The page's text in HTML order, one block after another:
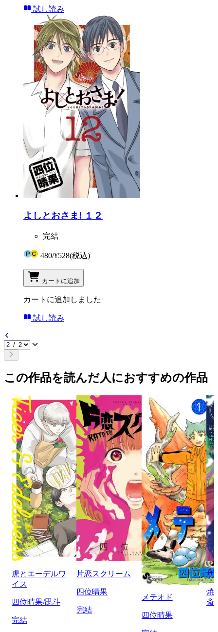
試し読み
よしとおさま! １２
完結
480/¥528(税込)
カートに追加
カートに追加しました
試し読み
この作品を読んだ人におすすめの作品
虎とエーデルワ
イス
四位晴果/毘斗
完結
片恋スクリーム
四位晴果
完結
メテオド
四位晴果
ザ
焼
斎